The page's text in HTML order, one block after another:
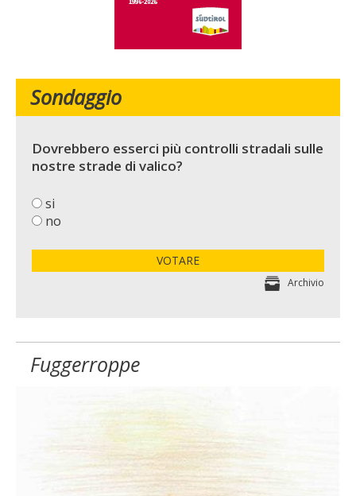
Sondaggio
Dovrebbero esserci più controlli stradali sulle
nostre strade di valico?
si
no
VOTARE
Archivio
Fuggerroppe